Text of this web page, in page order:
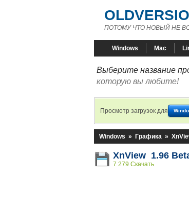
ПОТОМУ ЧТО НОВЫЙ НЕ
Windows Mac
Выберите название
которую вы любите!
Просмотр загрузок для
Windows » Графика »
XnView 1.96
7 279 Скачать